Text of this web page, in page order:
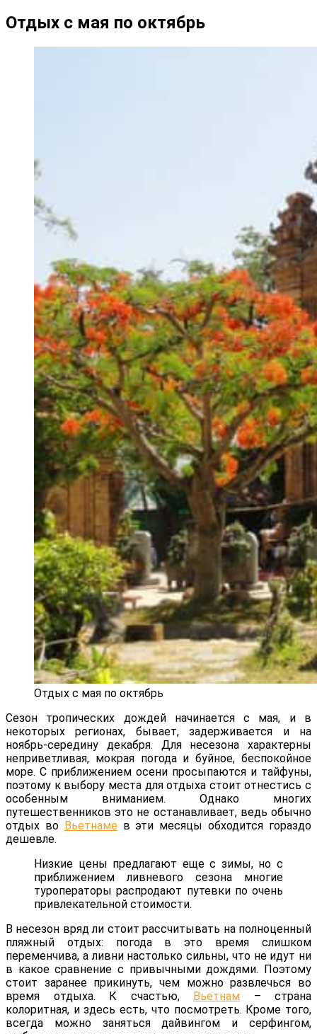
Отдых с мая по октябрь
Отдых с мая по октябрь
Сезон тропических дождей начинается с мая, и в
некоторых регионах, бывает, задерживается и на
ноябрь-середину декабря. Для несезона характерны
неприветливая, мокрая погода и буйное, беспокойное
море. С приближением осени просыпаются и тайфуны,
поэтому к выбору места для отдыха стоит отнестись с
особенным вниманием. Однако многих
путешественников это не останавливает, ведь обычно
отдых во Вьетнамев эти месяцы обходится гораздо
дешевле.
Низкие цены предлагают еще с зимы, но с
приближением ливневого сезона многие
туроператоры распродают путевки по очень
привлекательной стоимости.
В несезон вряд ли стоит рассчитывать на полноценный
пляжный отдых: погода в это время слишком
переменчива, а ливни настолько сильны, что не идут ни
в какое сравнение с привычными дождями. Поэтому
стоит заранее прикинуть, чем можно развлечься во
время отдыха. К счастью, Вьетнам – страна
колоритная, и здесь есть, что посмотреть. Кроме того,
всегда можно заняться дайвингом и серфингом,